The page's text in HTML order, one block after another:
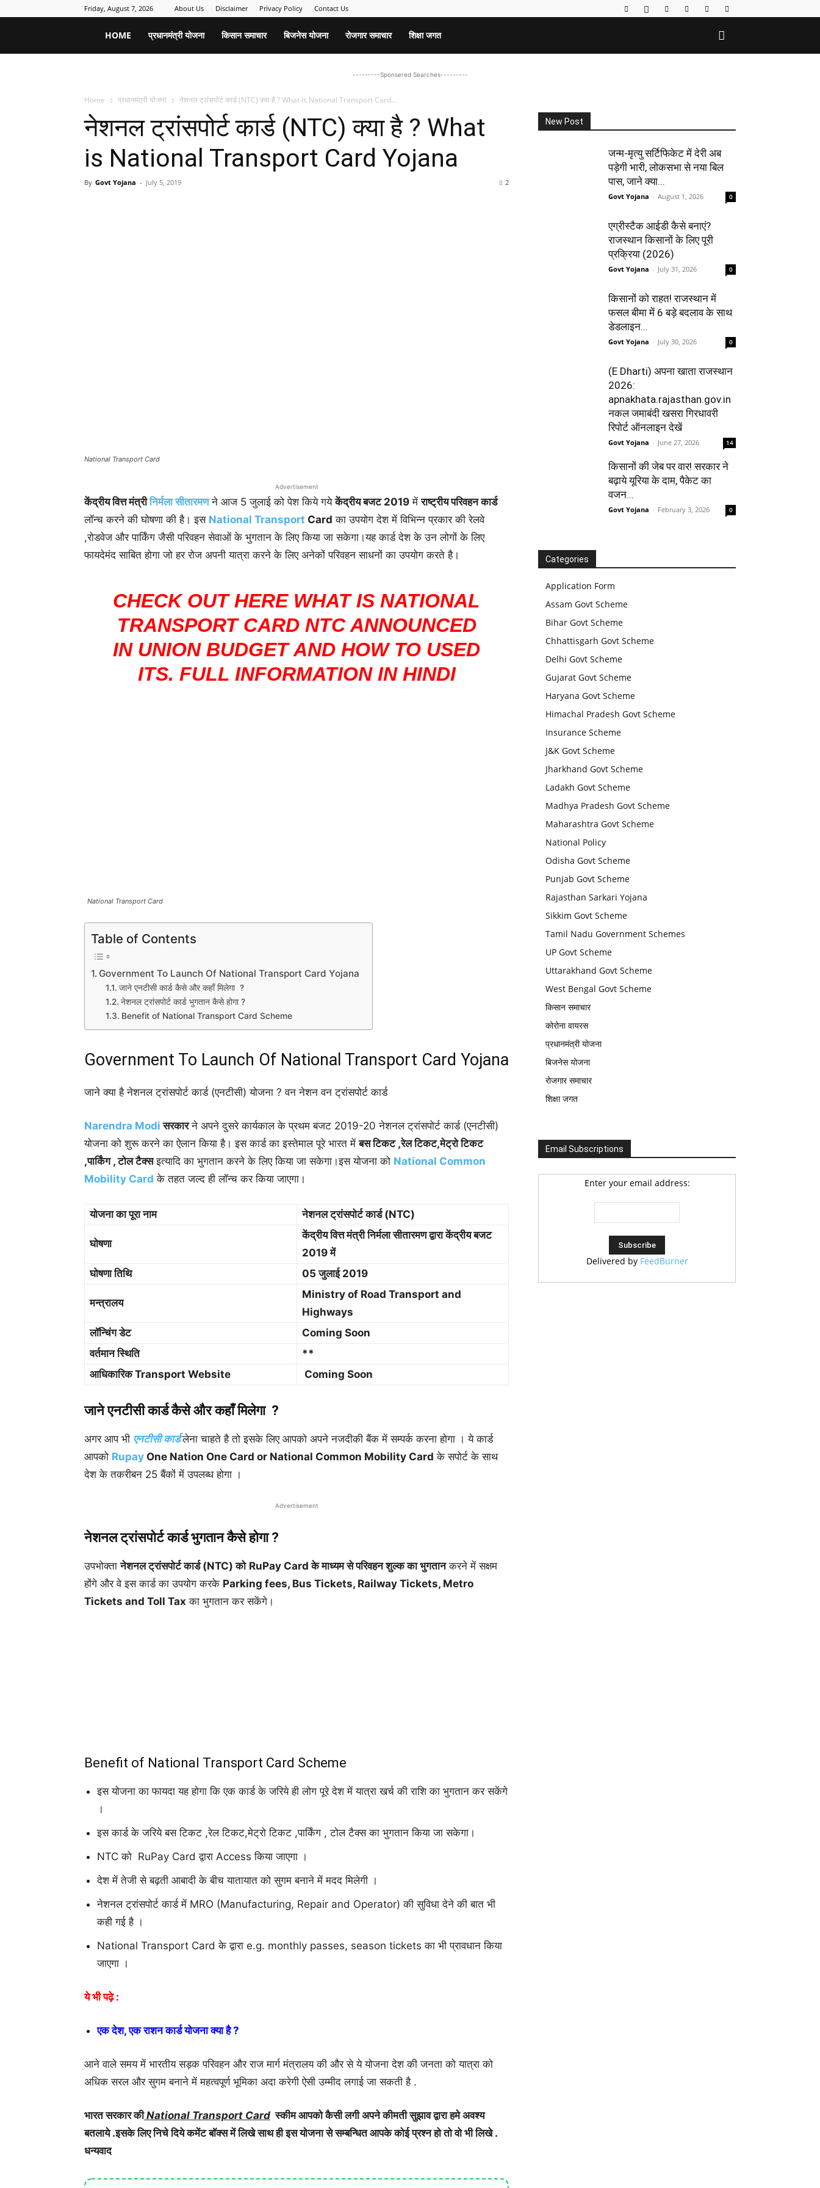
Friday, August 7, 2026 About Us Disclaimer Privacy Policy Contact Us
Sarkari
HOME प्रधानमंत्री योजना किसान समाचार बिजनेस योजना रोजगार समाचार शिक्षा जगत
---------Sponsered Searches---------
Home प्रधानमंत्री योजना नेशनल ट्रांसपोर्ट कार्ड (NTC) क्या है ? What is National Transport Card...
नेशनल ट्रांसपोर्ट कार्ड (NTC) क्या है ? What
is National Transport Card Yojana
By Govt Yojana - July 5, 2019 2
National Transport Card
Advertisement
केंद्रीय वित्त मंत्रीनिर्मला सीतारमणने आज 5 जुलाई को पेश किये गयेकेंद्रीय बजट 2019 मेंराष्ट्रीय परिवहन कार्ड
लॉन्च करने की घोषणा की है। इस National Transport Card का उपयोग देश में विभिन्न प्रकार की रेलवे
,रोडवेज और पार्किंग जैसी परिवहन सेवाओं के भुगतान के लिए किया जा सकेगा।यह कार्ड देश के उन लोगों के लिए
फायदेमंद साबित होगा जो हर रोज अपनी यात्रा करने के लिए अनेकों परिवहन साधनों का उपयोग करते है।
CHECK OUT HERE WHAT IS NATIONAL
TRANSPORT CARD NTC ANNOUNCED
IN UNION BUDGET AND HOW TO USED
ITS. FULL INFORMATION IN HINDI
National Transport Card
Table of Contents
Government To Launch Of National Transport Card Yojana
जाने एनटीसी कार्ड कैसे और कहाँ मिलेगा ?
नेशनल ट्रांसपोर्ट कार्ड भुगतान कैसे होगा ?
Benefit of National Transport Card Scheme
Government To Launch Of National Transport Card Yojana
जाने क्या है नेशनल ट्रांसपोर्ट कार्ड (एनटीसी) योजना ? वन नेशन वन ट्रांसपोर्ट कार्ड
Narendra Modi सरकारने अपने दुसरे कार्यकाल के प्रथम बजट 2019-20 नेशनल ट्रांसपोर्ट कार्ड (एनटीसी)
योजना को शुरू करने का ऐलान किया है। इस कार्ड का इस्तेमाल पूरे भारत मेंबस टिकट ,रेल टिकट,मेट्रो टिकट
,पार्किंग , टोल टैक्सइत्यादि का भुगतान करने के लिए किया जा सकेगा।इस योजना को National Common
Mobility Card के तहत जल्द ही लॉन्च कर किया जाएगा।
योजना का पूरा नाम नेशनल ट्रांसपोर्ट कार्ड (NTC)
घोषणा
केंद्रीय वित्त मंत्री निर्मला सीतारमण द्वारा केंद्रीय बजट
2019 में
घोषणा तिथि
05 जुलाई 2019
मन्त्रालय
Ministry of Road Transport and
Highways
लॉन्चिंग डेट
Coming Soon
वर्तमान स्थिति
**
आधिकारिक Transport Website
Coming Soon
जाने एनटीसी कार्ड कैसे और कहाँ मिलेगा ?
अगर आप भी एनटीसी कार्ड लेना चाहते है तो इसके लिए आपको अपने नजदीकी बैंक में सम्पर्क करना होगा । ये कार्ड
आपको Rupay One Nation One Card or National Common Mobility Card के सपोर्ट के साथ
देश के तकरीबन 25 बैंकों में उपलब्ध होगा ।
Advertisement
नेशनल ट्रांसपोर्ट कार्ड भुगतान कैसे होगा ?
उपभोक्तानेशनल ट्रांसपोर्ट कार्ड (NTC) को RuPay Card के माध्यम से परिवहन शुल्क का भुगतानकरने में सक्षम
होंगे और वे इस कार्ड का उपयोग करके Parking fees, Bus Tickets, Railway Tickets, Metro
Tickets and Toll Tax का भुगतान कर सकेंगे।
Benefit of National Transport Card Scheme
इस योजना का फायदा यह होगा कि एक कार्ड के जरिये ही लोग पूरे देश में यात्रा खर्च की राशि का भुगतान कर सकेंगे
।
इस कार्ड के जरिये बस टिकट ,रेल टिकट,मेट्रो टिकट ,पार्किंग , टोल टैक्स का भुगतान किया जा सकेगा।
NTC को RuPay Card द्वारा Access किया जाएगा ।
देश में तेजी से बढ़ती आबादी के बीच यातायात को सुगम बनाने में मदद मिलेगी ।
नेशनल ट्रांसपोर्ट कार्ड में MRO (Manufacturing, Repair and Operator) की सुविधा देने की बात भी
कही गई है ।
National Transport Card के द्वारा e.g. monthly passes, season tickets का भी प्रावधान किया
जाएगा ।
ये भी पढ़े :
एक देश, एक राशन कार्ड योजना क्या है ?
आने वाले समय में भारतीय सड़क परिवहन और राज मार्ग मंत्रालय की और से ये योजना देश की जनता को यात्रा को
अधिक सरल और सुगम बनाने में महत्वपूर्ण भूमिका अदा करेगी ऐसी उम्मीद लगाई जा सकती है .
भारत सरकार कीNational Transport Card स्कीम आपको कैसी लगी अपने कीमती सुझाव द्वारा हमे अवश्य
बतलाये .इसके लिए निचे दिये कमेंट बॉक्स में लिखे साथ ही इस योजना से सम्बन्धित आपके कोई प्रश्न हो तो वो भी लिखे .
धन्यवाद
New Post
जन्म-मृत्यु सर्टिफिकेट में देरी अब
पड़ेगी भारी, लोकसभा से नया बिल
पास, जाने क्या...
Govt Yojana - August 1, 2026 0
एग्रीस्टैक आईडी कैसे बनाएं?
राजस्थान किसानों के लिए पूरी
प्रक्रिया (2026)
Govt Yojana - July 31, 2026 0
किसानों को राहत! राजस्थान में
फसल बीमा में 6 बड़े बदलाव के साथ
डेडलाइन...
Govt Yojana - July 30, 2026 0
(E Dharti) अपना खाता राजस्थान
2026:
apnakhata.rajasthan.gov.in
नकल जमाबंदी खसरा गिरधावरी
रिपोर्ट ऑनलाइन देखें
Govt Yojana - June 27, 2026 14
किसानों की जेब पर वार! सरकार ने
बढ़ाये यूरिया के दाम, पैकेट का
वजन...
Govt Yojana - February 3, 2026 0
Categories
Application Form
Assam Govt Scheme
Bihar Govt Scheme
Chhattisgarh Govt Scheme
Delhi Govt Scheme
Gujarat Govt Scheme
Haryana Govt Scheme
Himachal Pradesh Govt Scheme
Insurance Scheme
J&K Govt Scheme
Jharkhand Govt Scheme
Ladakh Govt Scheme
Madhya Pradesh Govt Scheme
Maharashtra Govt Scheme
National Policy
Odisha Govt Scheme
Punjab Govt Scheme
Rajasthan Sarkari Yojana
Sikkim Govt Scheme
Tamil Nadu Government Schemes
UP Govt Scheme
Uttarakhand Govt Scheme
West Bengal Govt Scheme
किसान समाचार
कोरोना वायरस
प्रधानमंत्री योजना
बिजनेस योजना
रोजगार समाचार
शिक्षा जगत
Email Subscriptions
Enter your email address:
Delivered by FeedBurner